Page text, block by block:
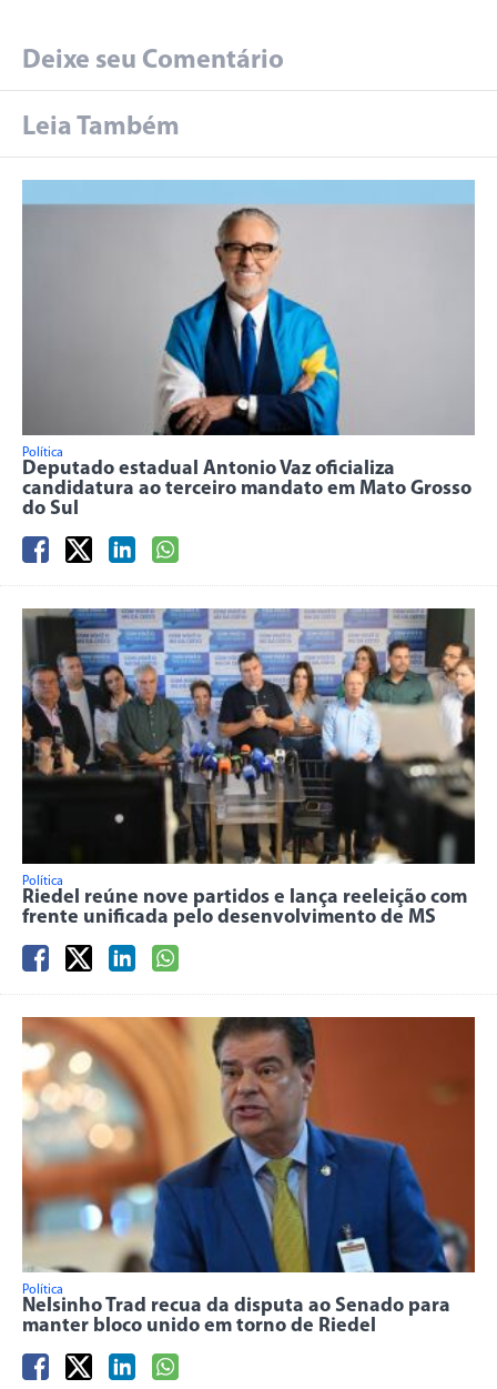
Deixe seu Comentário
Leia Também
Política
Deputado estadual Antonio Vaz oficializa
candidatura ao terceiro mandato em Mato Grosso
do Sul
Política
Riedel reúne nove partidos e lança reeleição com
frente unificada pelo desenvolvimento de MS
Política
Nelsinho Trad recua da disputa ao Senado para
manter bloco unido em torno de Riedel